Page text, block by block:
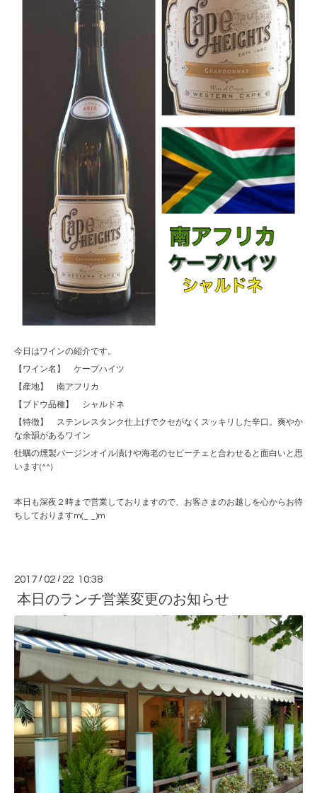
今日はワインの紹介です。
【ワイン名】 ケープハイツ
【産地】 南アフリカ
【ブドウ品種】 シャルドネ
【特徴】 ステンレスタンク仕上げでクセがなくスッキリした辛口。爽やか
な余韻があるワイン
牡蠣の燻製バージンオイル漬けや海老のセビーチェと合わせると面白いと思
います(^^)
本日も深夜２時まで営業しておりますので、お客さまのお越しを心からお待
ちしておりますm(_ _)m
2017 /02 / 22 10:38
本日のランチ営業変更のお知らせ